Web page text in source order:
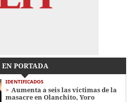
EN PORTADA
IDENTIFICADOS
Aumenta a seis las víctimas de la
masacre en Olanchito, Yoro